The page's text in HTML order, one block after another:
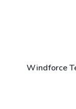
Windforce